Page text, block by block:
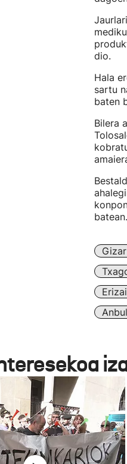
dio.
Hala
sartu
baten
Bilera
batean.